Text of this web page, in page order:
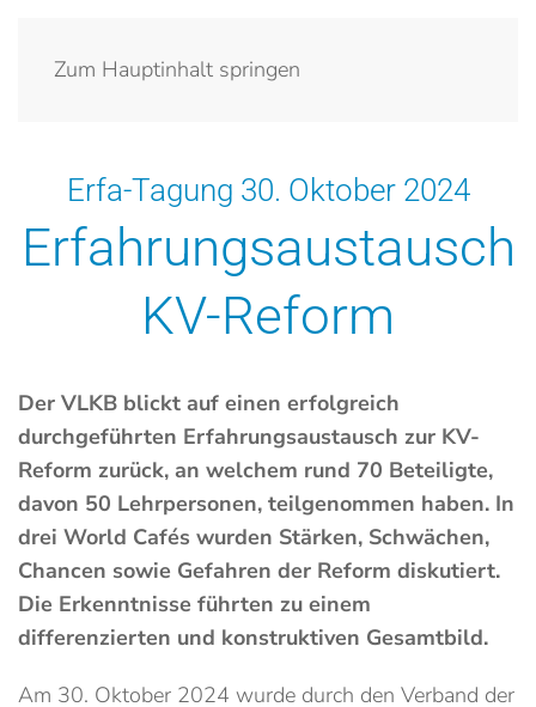
Zum Hauptinhalt springen
Erfa-Tagung 30. Oktober 2024
Erfahrungsaustausch
KV-Reform
Der VLKB blickt auf einen erfolgreich
durchgeführten Erfahrungsaustausch zur KV-
Reform zurück, an welchem rund 70 Beteiligte,
davon 50 Lehrpersonen, teilgenommen haben. In
drei World Cafés wurden Stärken, Schwächen,
Chancen sowie Gefahren der Reform diskutiert.
Die Erkenntnisse führten zu einem
differenzierten und konstruktiven Gesamtbild.
Am 30. Oktober 2024 wurde durch den Verband der